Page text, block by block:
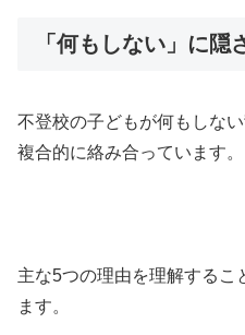
「何もしない」に隠
不登校の子どもが何もしな
複合的に絡み合っています。
主な5つの理由を理解するこ
ます。